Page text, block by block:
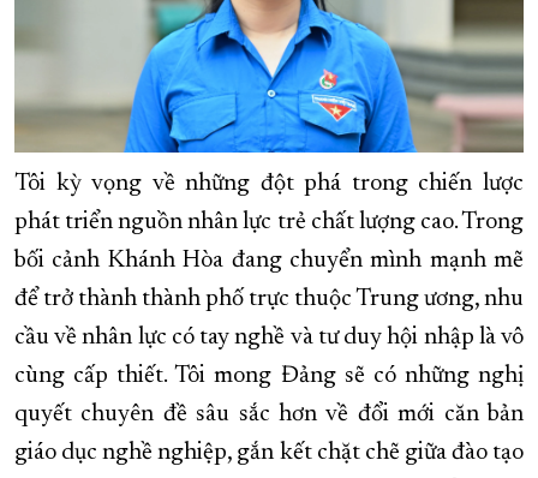
Tôi kỳ vọng về những đột phá trong chiến lược
phát triển nguồn nhân lực trẻ chất lượng cao. Trong
bối cảnh Khánh Hòa đang chuyển mình mạnh mẽ
để trở thành thành phố trực thuộc Trung ương, nhu
cầu về nhân lực có tay nghề và tư duy hội nhập là vô
cùng cấp thiết. Tôi mong Đảng sẽ có những nghị
quyết chuyên đề sâu sắc hơn về đổi mới căn bản
giáo dục nghề nghiệp, gắn kết chặt chẽ giữa đào tạo